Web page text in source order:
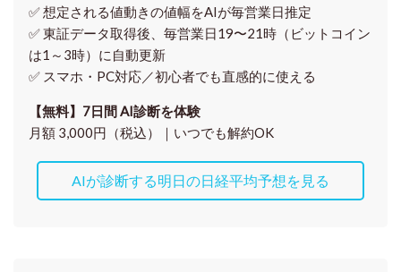
✅ 想定される値動きの値幅をAIが毎営業日推定
✅ 東証データ取得後、 毎営業日19〜21時（ビットコイン
は1～3時）に自動更新
✅ スマホ・PC対応／初心者でも直感的に使える
【無料】7日間 AI診断を体験
月額 3,000円（税込）｜いつでも解約OK
AIが診断する明日の日経平均予想を見る